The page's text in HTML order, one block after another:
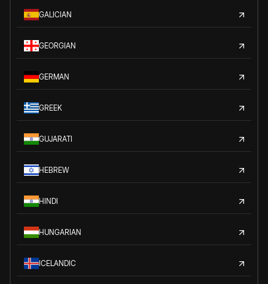
GALICIAN
GEORGIAN
GERMAN
GREEK
GUJARATI
HEBREW
HINDI
HUNGARIAN
ICELANDIC